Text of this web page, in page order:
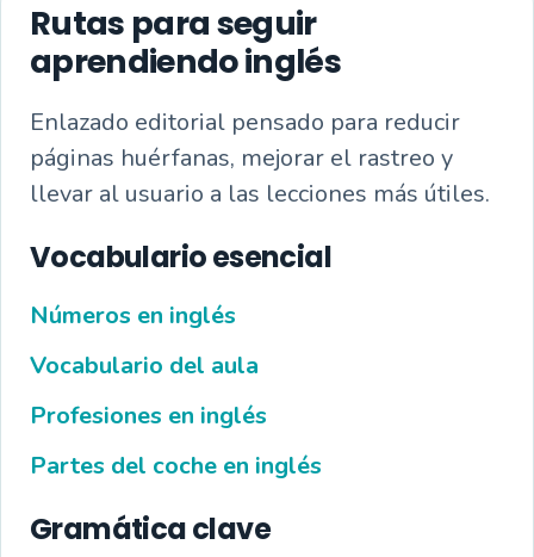
Rutas para seguir
aprendiendo inglés
Enlazado editorial pensado para reducir
páginas huérfanas, mejorar el rastreo y
llevar al usuario a las lecciones más útiles.
Vocabulario esencial
Números en inglés
Vocabulario del aula
Profesiones en inglés
Partes del coche en inglés
Gramática clave